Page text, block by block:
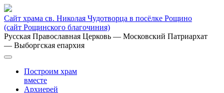
Сайт храма св. Николая Чудотворца в посёлке Рощино
(сайт Рощинского благочиния)
Русская Православная Церковь — Московский Патриархат
— Выборгская епархия
Построим храм
вместе
Архиерей